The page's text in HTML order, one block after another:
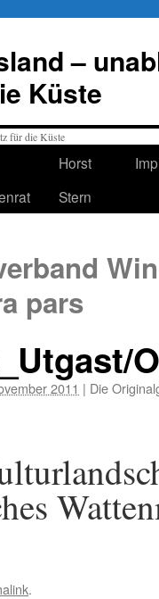
–
Küste
Horst
Stern
pars
2011 | Die
.